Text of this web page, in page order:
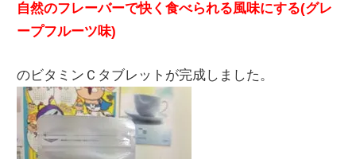
自然のフレーバーで快く食べられる風味にする(グレ
ープフルーツ味)
のビタミンＣタブレットが完成しました。